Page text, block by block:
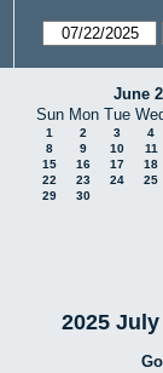
June
Sun Mon Tue
1 2 3
4
8
9 10
11
15
16 17
18
22
23 24
25
29
30
2025 July